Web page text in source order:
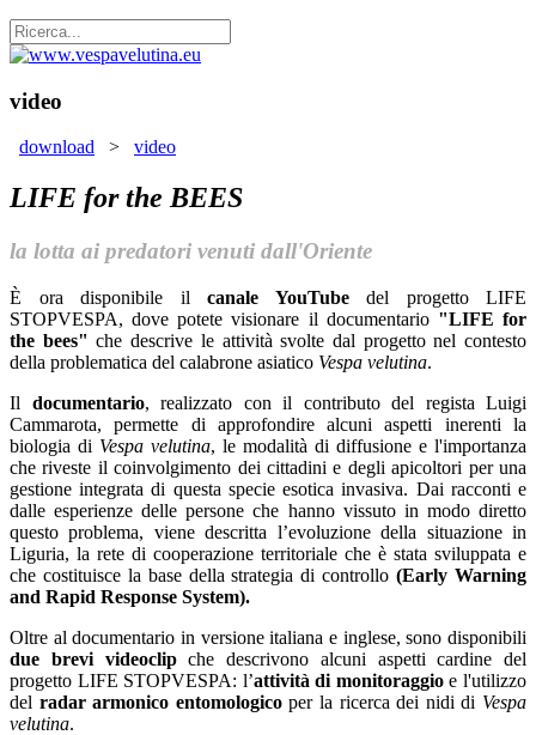
video
download > video
LIFE for the BEES
la lotta ai predatori venuti dall'Oriente
È ora disponibile il canale YouTubedel progetto LIFE
STOPVESPA, dove potete visionare il documentario "LIFE for
the bees" che descrive le attività svolte dal progetto nel contesto
della problematica del calabrone asiatico Vespa velutina.
Il documentario, realizzato con il contributo del regista Luigi
Cammarota, permette di approfondire alcuni aspetti inerenti la
biologia di Vespa velutina, le modalità di diffusione e l'importanza
che riveste il coinvolgimento dei cittadini e degli apicoltori per una
gestione integrata di questa specie esotica invasiva. Dai racconti e
dalle esperienze delle persone che hanno vissuto in modo diretto
questo problema, viene descritta l’evoluzione della situazione in
Liguria, la rete di cooperazione territoriale che è stata sviluppata e
che costituisce la base della strategia di controllo (Early Warning
and Rapid Response System).
Oltre al documentario in versione italiana e inglese, sono disponibili
due brevi videoclipche descrivono alcuni aspetti cardine del
progetto LIFE STOPVESPA: l’attività di monitoraggioe l'utilizzo
del radar armonico entomologicoper la ricerca dei nidi di Vespa
velutina.